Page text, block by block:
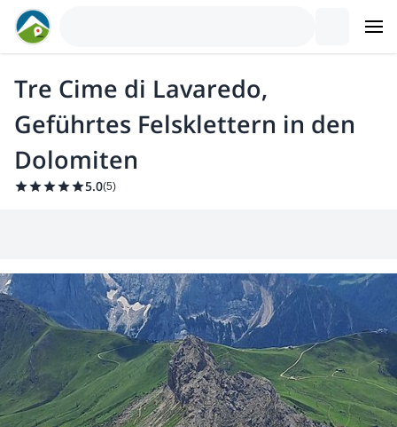
Tre Cime di Lavaredo,
Geführtes Felsklettern in den
Dolomiten
5.0(5)